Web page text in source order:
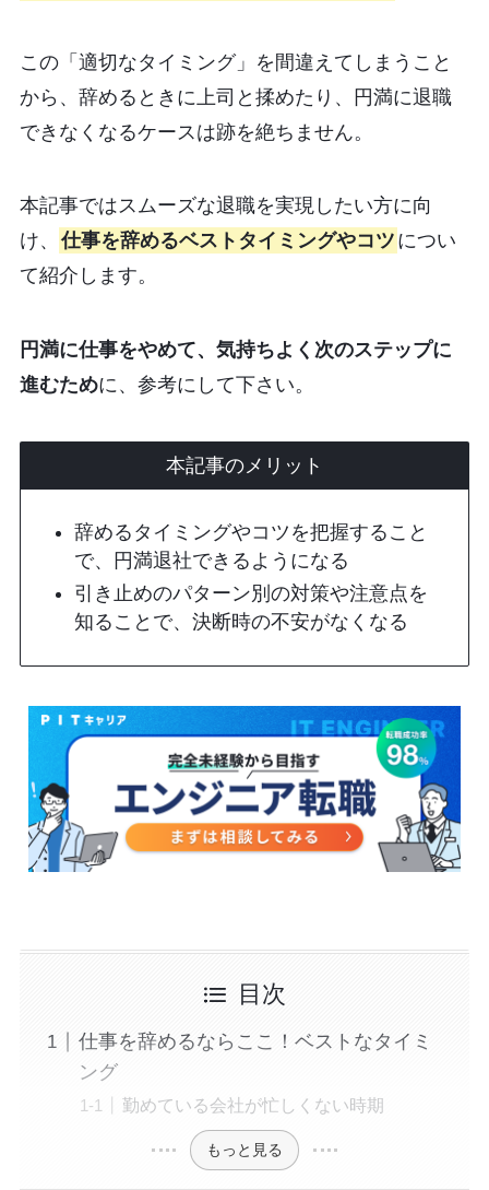
この「適切なタイミング」を間違えてしまうこと
から、辞めるときに上司と揉めたり、円満に退職
できなくなるケースは跡を絶ちません。
本記事ではスムーズな退職を実現したい方に向
け、
仕事を辞めるベストタイミングやコツ につい
て紹介します。
円満に仕事をやめて、気持ちよく次のステップに
進むために、参考にして下さい。
本記事のメリット
辞めるタイミングやコツを把握すること
で、円満退社できるようになる
引き止めのパターン別の対策や注意点を
知ることで、決断時の不安がなくなる
目次
仕事を辞めるならここ！ベストなタイミ
ング
勤めている会社が忙しくない時期
もっと見る